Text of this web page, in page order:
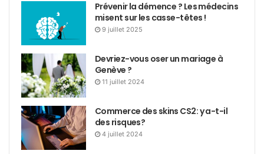
Prévenir la démence ? Les médecins
misent sur les casse-têtes !
9 juillet 2025
Devriez-vous oser un mariage à
Genève ?
11 juillet 2024
Commerce des skins CS2: y a-t-il
des risques?
4 juillet 2024